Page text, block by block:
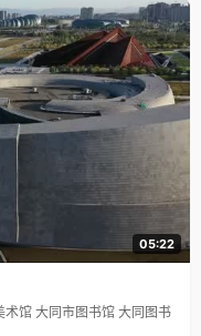
05:22